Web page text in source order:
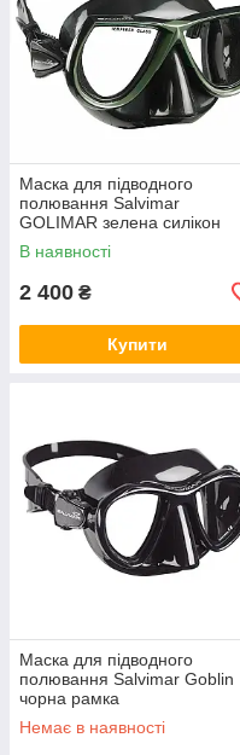
Маска для підводного
полювання Salvimar
GOLIMAR зелена силікон
чорний (700050G)
В наявності
2 400 ₴
Купити
Маска для підводного
полювання Salvimar Goblin
чорна рамка
Немає в наявності